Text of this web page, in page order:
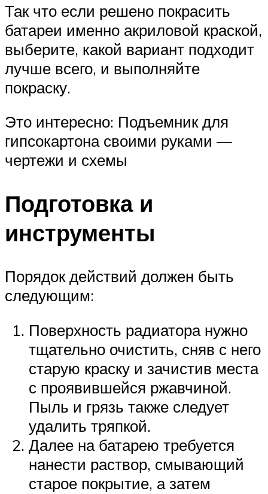
Так что если решено покрасить
батареи именно акриловой краской,
выберите, какой вариант подходит
лучше всего, и выполняйте
покраску.
Это интересно: Подъемник для
гипсокартона своими руками —
чертежи и схемы
Подготовка и
инструменты
Порядок действий должен быть
следующим:
Поверхность радиатора нужно
тщательно очистить, сняв с него
старую краску и зачистив места
с проявившейся ржавчиной.
Пыль и грязь также следует
удалить тряпкой.
Далее на батарею требуется
нанести раствор, смывающий
старое покрытие, а затем